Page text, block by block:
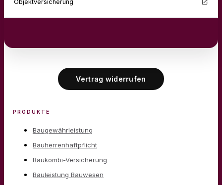
Objektversicherung
Vertrag widerrufen
PRODUKTE
Baugewährleistung
Bauherrenhaftpflicht
Baukombi-Versicherung
Bauleistung Bauwesen